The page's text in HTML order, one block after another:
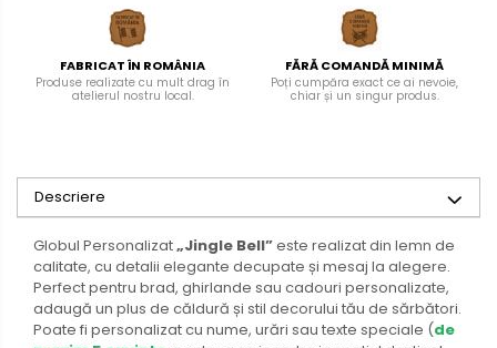
FABRICAT ÎN ROMÂNIA
Produse realizate cu mult drag în
atelierul nostru local.
FĂRĂ COMANDĂ MINIMĂ
Poți cumpăra exact ce ai nevoie,
chiar și un singur produs.
Descriere
Globul Personalizat„Jingle Bell”este realizat din lemn de
calitate, cu detalii elegante decupate și mesaj la alegere.
Perfect pentru brad, ghirlande sau cadouri personalizate,
adaugă un plus de căldură și stil decorului tău de sărbători.
Poate fi personalizat cu nume, urări sau texte speciale (de